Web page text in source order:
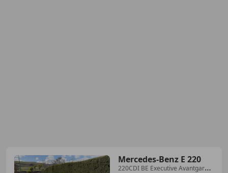
Mercedes-Benz E 220
220CDI BE Executive Avantgarde